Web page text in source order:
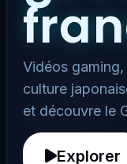
Vidéos
culture
et découvre le
Explorer